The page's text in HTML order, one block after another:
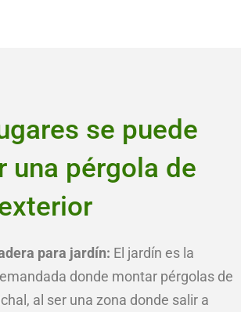
se puede
una pérgola de
para jardín: El jardín es la
donde montar pérgolas de
al ser una zona donde salir a